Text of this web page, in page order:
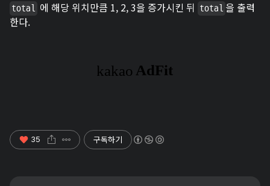
total 에 해당 위치만큼 1, 2, 3을 증가시킨 뒤 total 을 출력
한다.
35 구독하기